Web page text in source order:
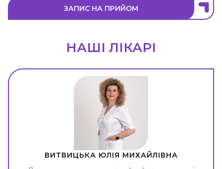
ЗАПИС НА ПРИЙОМ
НАШІ ЛІКАРІ
ВИТВИЦЬКА ЮЛІЯ МИХАЙЛІВНА